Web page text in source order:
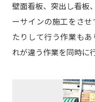
壁面看板、突出し看板
ーサインの施工をさ
たりして行う作業も
れが違う作業を同時に